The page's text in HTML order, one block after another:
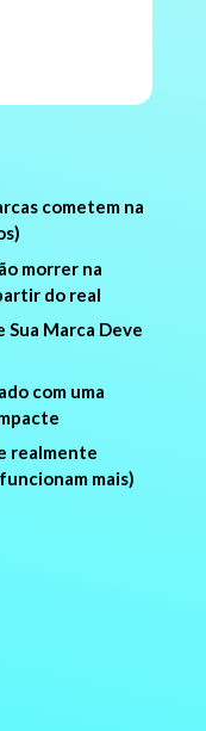
cometem na
morrer na
do real
Sua Marca Deve
com uma
realmente
mais)